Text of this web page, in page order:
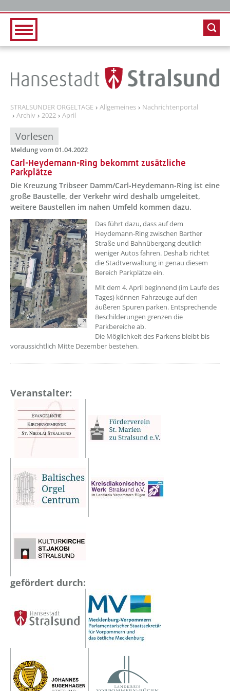
STRALSUNDER ORGELTAGE Allgemeines
Nachrichtenportal
Archiv
2022 April
Vorlesen
Meldung vom 01.04.2022
Carl-Heydemann-Ring bekommt zusätzliche
Parkplätze
Die Kreuzung Tribseer Damm/Carl-Heydemann-Ring ist eine
große Baustelle, der Verkehr wird deshalb umgeleitet,
weitere Baustellen im nahen Umfeld kommen dazu.
??? absaetzeOben[1]/titel ???
Das führt dazu, dass auf dem
Heydemann-Ring zwischen Barther
Straße und Bahnübergang deutlich
weniger Autos fahren. Deshalb richtet
die Stadtverwaltung in genau diesem
Bereich Parkplätze ein.
Mit dem 4. April beginnend (im Laufe des
Tages) können Fahrzeuge auf den
äußeren Spuren parken. Entsprechende
Beschilderungen grenzen die
Parkbereiche ab.
Die Möglichkeit des Parkens bleibt bis
voraussichtlich Mitte Dezember bestehen.
Veranstalter:
gefördert durch: